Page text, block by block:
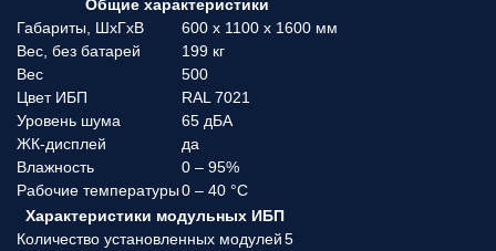
Общие характеристики
Габариты, ШхГхВ
600 x 1100 x 1600 мм
Вес, без батарей
199 кг
Вес
500
Цвет ИБП
RAL 7021
Уровень шума
65 дБА
ЖК-дисплей
да
Влажность
0 – 95%
Рабочие температуры0 – 40 °C
Характеристики модульных ИБП
Количество установленных модулей5